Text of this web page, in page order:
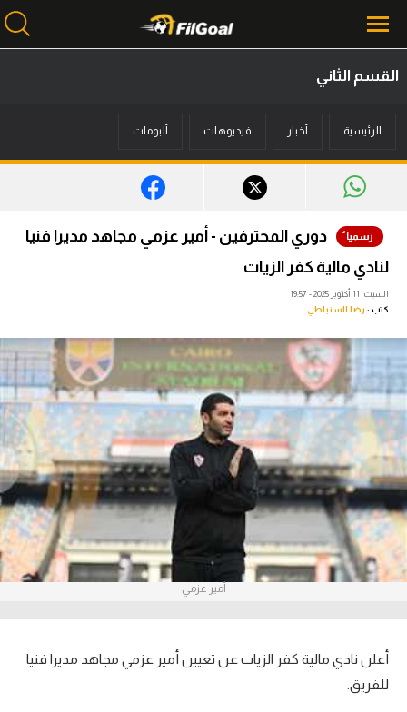
أخبار
ميركاتو
فانتازي في الجول
فيديوهات
عدسات
آراء حرة
ركن الألعاب
بطولات
أمريكا 2026
القسم الثاني
الرئيسية أخبار فيديوهات ألبومات
دوري المحترفين - أمير عزمي مجاهد مديرا فنيا
لنادي مالية كفر الزيات
السبت، 11 أكتوبر 2025 - 19:57
كتب : رضا السنباطي
أمير عزمي
أعلن نادي مالية كفر الزيات عن تعيين أمير عزمي مجاهد مديرا فنيا
للفريق.